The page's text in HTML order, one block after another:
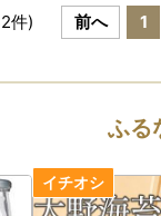
件) 前へ 1
ふる